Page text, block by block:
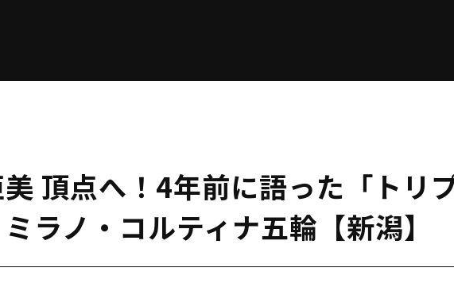
美 頂点へ！4年前に語った「トリ
ラノ・コルティナ五輪【新潟】